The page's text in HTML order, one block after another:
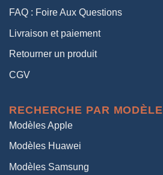
FAQ : Foire Aux Questions
Livraison et paiement
Retourner un produit
CGV
RECHERCHE PAR MODÈLE
Modèles Apple
Modèles Huawei
Modèles Samsung